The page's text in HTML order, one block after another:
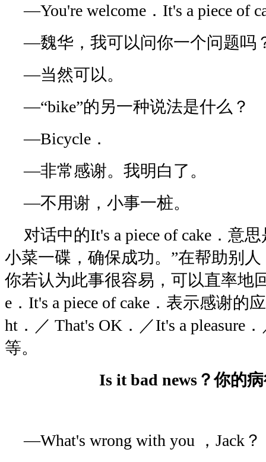
—You're welcome．It's a piece of
—魏华，我可以问你一个问题吗
—当然可以。
—“bike”的另一种说法是什么？
—Bicycle．
—非常感谢。我明白了。
—不用谢，小事一桩。
对话中的It's a piece of cake．意
小菜一碟，确保成功。”在帮助别
你若认为此事很容易，可以直率地
e．It's a piece of cake．表示感谢的
ht．／ That's OK．／It's a pleasure
等。
Is it bad news？你的
—What's wrong with you ，Jack？